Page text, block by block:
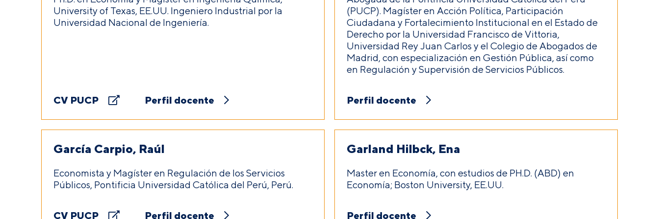
University of Texas, EE.UU. Ingeniero Industrial por la
Universidad Nacional de Ingeniería.
CV PUCP Perfil docente
(PUCP). Magíster en Acción Política, Participación
Ciudadana y Fortalecimiento Institucional en el Estado de
Derecho por la Universidad Francisco de Vittoria,
Universidad Rey Juan Carlos y el Colegio de Abogados de
Madrid, con especialización en Gestión Pública, así como
en Regulación y Supervisión de Servicios Públicos.
Perfil docente
García Carpio, Raúl
Economista y Magíster en Regulación de los Servicios
Públicos, Pontificia Universidad Católica del Perú, Perú.
CV PUCP Perfil docente
Garland Hilbck, Ena
Master en Economía, con estudios de PH.D. (ABD) en
Economía; Boston University, EE.UU.
Perfil docente